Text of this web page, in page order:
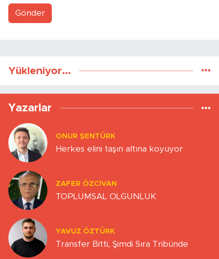
Gönder
Yükleniyor...
Yazarlar
ONUR ŞENTÜRK
Herkes elini taşın altına koyuyor
ZAFER ÖZCIVAN
TOPLUMSAL OLGUNLUK
YAVUZ ÖZTÜRK
Transfer Bitti, Şimdi Sıra Tribünde